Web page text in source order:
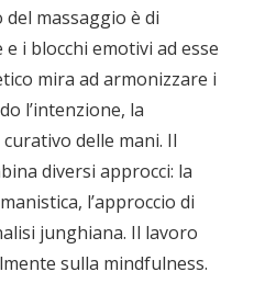
massaggio è di
i blocchi emotivi ad esse
mira ad armonizzare i
l’intenzione, la
delle mani. Il
diversi approcci: la
l’approccio di
junghiana. Il lavoro
sulla mindfulness.